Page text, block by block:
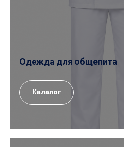
Одежда для общепита
Калалог